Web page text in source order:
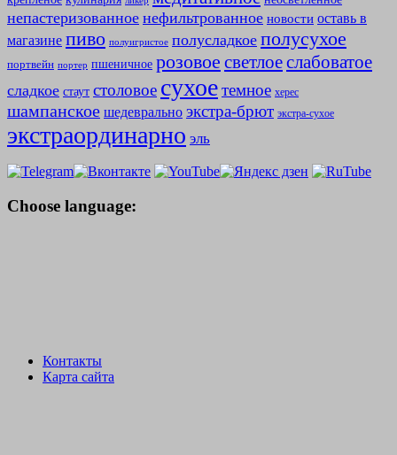
непастеризованное нефильтрованное новости оставь в
магазине пиво полуигристое полусладкое полусухое
портвейн портер пшеничное розовое светлоеслабоватое
сладкое стаут столовое сухоетемное херес
шампанское шедеврально экстра-брют экстра-сухое
экстраординарно эль
Choose language:
Контакты
Карта сайта